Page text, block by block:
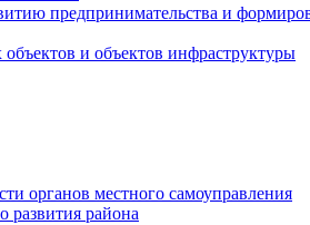
предпринимательства и
и объектов инфраструктуры
органов местного самоуправления
развития района